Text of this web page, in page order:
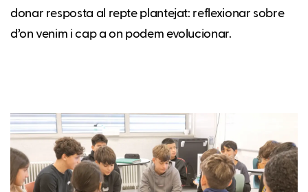
donar resposta al repte plantejat: reflexionar sobre
d’on venim i cap a on podem evolucionar.